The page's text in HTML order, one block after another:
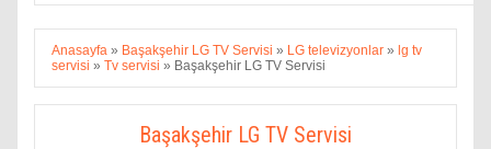
Anasayfa » Başakşehir LG TV Servisi » LG televizyonlar » lg tv
servisi » Tv servisi » Başakşehir LG TV Servisi
Başakşehir LG TV Servisi